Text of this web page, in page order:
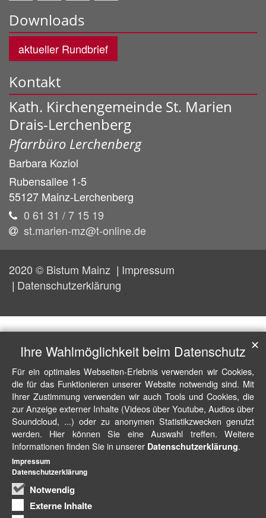
Downloads
aktueller Rundbrief
Kontakt
Kath. Kirchengemeinde St. Marien
Drais-Lerchenberg
Pfarrbüro Lerchenberg
Barbara Koziol
Rubensallee 1-5
55127 Mainz-Lerchenberg
0 61 31 / 7 15 19
st.marien-mz@t-online.de
2020 © Bistum Mainz
Impressum
Datenschutzerklärung
Ihre Wahlmöglichkeit beim Datenschutz
Für ein optimales Webseiten-Erlebnis verwenden wir Cookies,
die für das Funktionieren unserer Website notwendig sind. Mit
Ihrer Zustimmung verwenden wir auch Tools und Cookies, die
zur Anzeige externer Inhalte (Videos über Youtube, Audios über
Soundcloud, ...) oder zu anonymen Statistikzwecken genutzt
werden. Hier können Sie eine Auswahl treffen. Weitere
Informationen finden Sie in unserer Datenschutzerklärung.
Notwendig
Externe Inhalte
✕
Impressum
Datenschutzerklärung